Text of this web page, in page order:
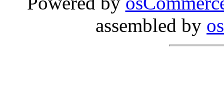
assembled by